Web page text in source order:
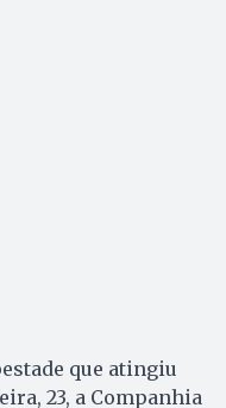
que atingiu
23, a Companhia